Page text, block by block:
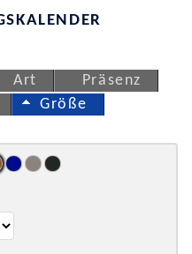
Art
Präsenz
Größe